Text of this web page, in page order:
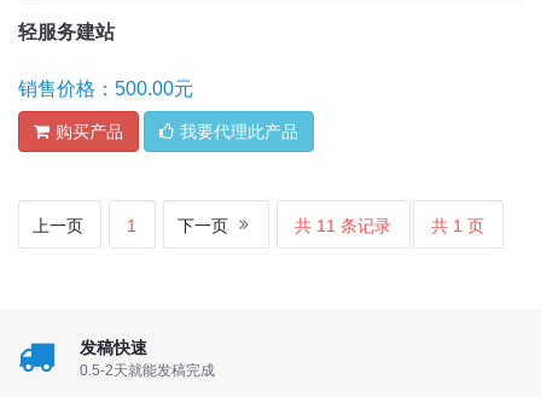
轻服务建站
销售价格：500.00元
购买产品 我要代理此产品
上一页 1 下一页 共 11 条记录 共 1 页
发稿快速
0.5-2天就能发稿完成